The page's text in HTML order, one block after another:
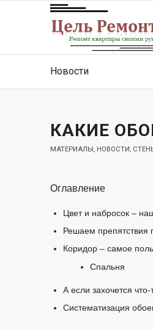
Новости
КАКИЕ
МАТЕРИАЛЫ, НОВОСТИ,
Оглавление
Цвет и набросок –
Решаем препятствия
Коридор – самое
Спальня
А если захочется
Систематизация